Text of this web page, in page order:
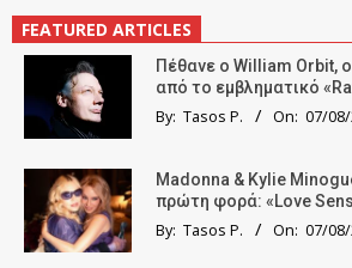
FEATURED ARTICLES
Πέθανε ο William Orbit,
από το εμβληματικό
By: Tasos P. On: 07/
Madonna & Kylie
πρώτη φορά: «Love
By: Tasos P. On: 07/